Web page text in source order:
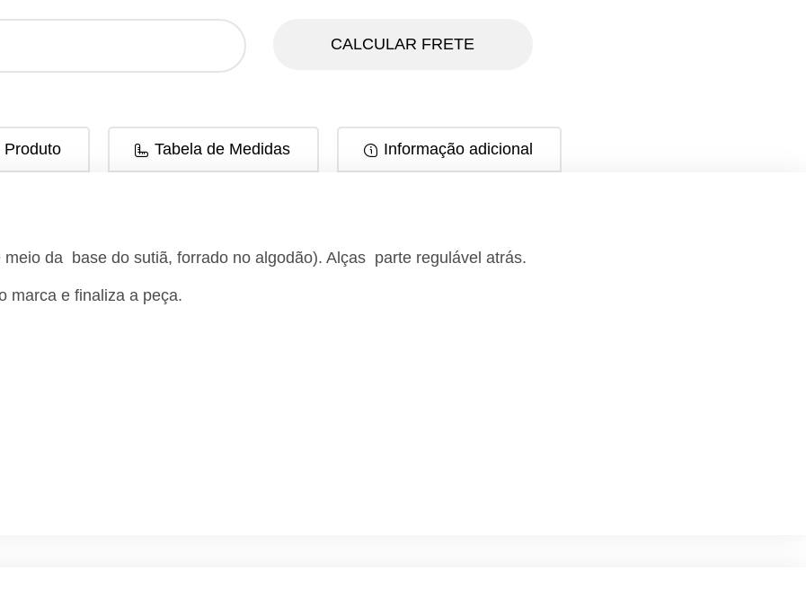
CALCULAR FRETE
Produto Tabela de Medidas Informação adicional
da base do sutiã, forrado no algodão). Alças parte regulável atrás.
marca e finaliza a peça.